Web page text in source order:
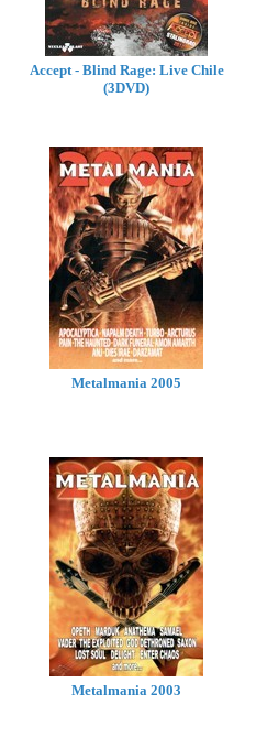
Accept - Blind Rage: Live Chile
(3DVD)
Metalmania 2005
Metalmania 2003